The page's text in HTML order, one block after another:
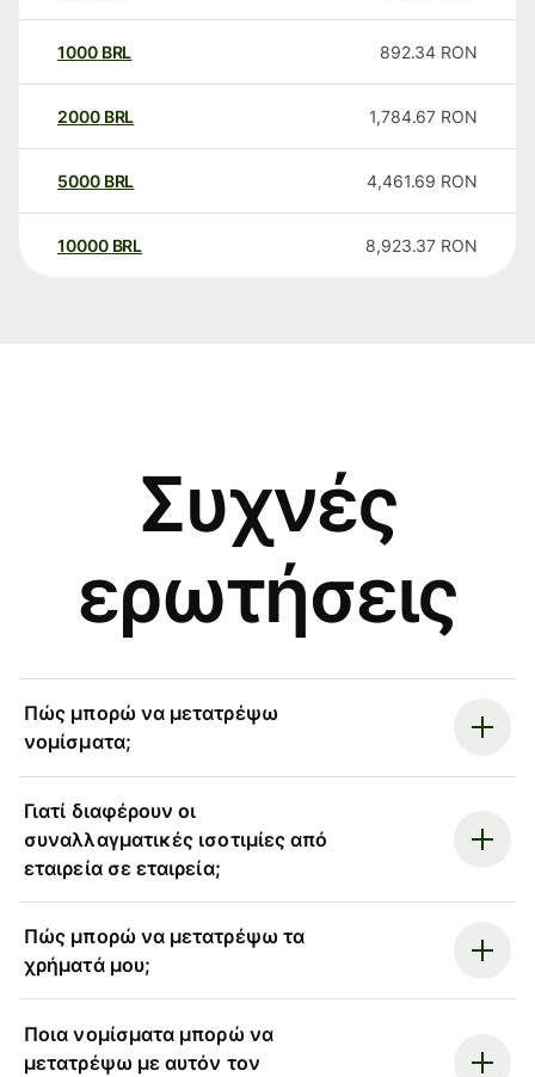
1000 BRL 892.34 RON
2000 BRL 1,784.67 RON
5000 BRL 4,461.69 RON
10000 BRL 8,923.37 RON
Συχνές
ερωτήσεις
Πώς μπορώ να μετατρέψω
νομίσματα;
Γιατί διαφέρουν οι
συναλλαγματικές ισοτιμίες από
εταιρεία σε εταιρεία;
Πώς μπορώ να μετατρέψω τα
χρήματά μου;
Ποια νομίσματα μπορώ να
μετατρέψω με αυτόν τον